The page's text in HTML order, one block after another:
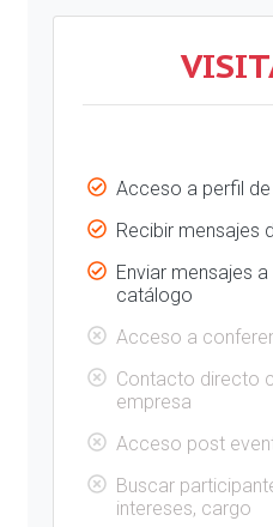
Acceso a perfil
Recibir mensajes
Enviar mensajes
catálogo
Acceso a
Contacto directo
empresa
Acceso post
Buscar
intereses, cargo